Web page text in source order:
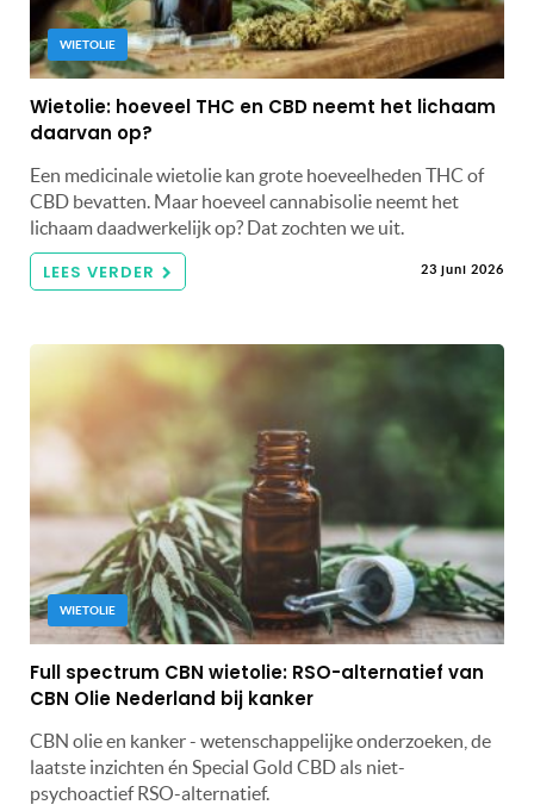
WIETOLIE
Wietolie: hoeveel THC en CBD neemt het lichaam
daarvan op?
Een medicinale wietolie kan grote hoeveelheden THC of
CBD bevatten. Maar hoeveel cannabisolie neemt het
lichaam daadwerkelijk op? Dat zochten we uit.
LEES VERDER 23 juni 2026
WIETOLIE
Full spectrum CBN wietolie: RSO-alternatief van
CBN Olie Nederland bij kanker
CBN olie en kanker - wetenschappelijke onderzoeken, de
laatste inzichten én Special Gold CBD als niet-
psychoactief RSO-alternatief.